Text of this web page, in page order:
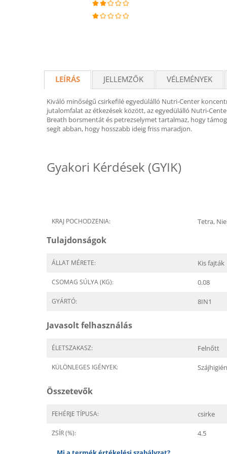
LEÍRÁS JELLEMZŐK VÉLEMÉNYEK
Kiváló minőségű csirkefilé egyedülálló Nutri-Center
jutalomfalat az étkezések között, az egyedülálló Nutri-
Breath borsmentát és petrezselymet tartalmaz, hogy
segít abban, hogy hosszabb ideig friss maradjon.
Gyakori Kérdések (GYIK)
KRAJ POCHODZENIA: Tetra,
Tulajdonságok
ÁLLAT MÉRETE: Kis fajták
CSOMAG SÚLYA (KG): 0.08
GYÁRTÓ: 8IN1
Javasolt felhasználás
ÉLETSZAKASZ: Felnőtt
KÜLÖNLEGES IGÉNYEK:
Összetevők
FEHÉRJE TÍPUSA: csirke
ZSÍR (%): 4.5